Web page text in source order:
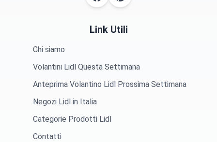
Link Utili
Chi siamo
Volantini Lidl Questa Settimana
Anteprima Volantino Lidl Prossima Settimana
Negozi Lidl in Italia
Categorie Prodotti Lidl
Contatti